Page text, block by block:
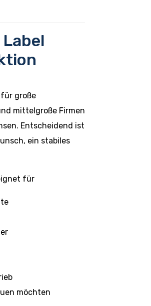
große
mittelgroße Firmen
Entscheidend ist
ein stabiles
für
möchten